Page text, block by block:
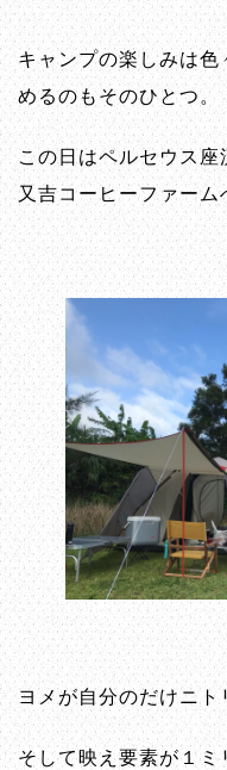
キャンプの楽しみは
めるのもそのひとつ。
この日はペルセウス
又吉コーヒーファーム
ヨメが自分のだけニ
そして映え要素が１ミ